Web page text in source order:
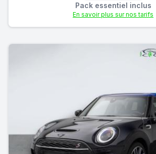
Pack essentiel inclus
En savoir plus sur nos tarifs